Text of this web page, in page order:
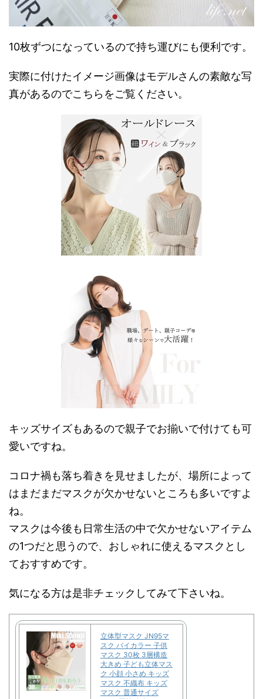
10枚ずつになっているので持ち運びにも便利です。
実際に付けたイメージ画像はモデルさんの素敵な写
真があるのでこちらをご覧ください。
キッズサイズもあるので親子でお揃いで付けても可
愛いですね。
コロナ禍も落ち着きを見せましたが、場所によって
はまだまだマスクが欠かせないところも多いですよ
ね。
マスクは今後も日常生活の中で欠かせないアイテム
の1つだと思うので、おしゃれに使えるマスクとし
ておすすめです。
気になる方は是非チェックしてみて下さいね。
立体型マスク JN95マ
スク バイカラー 子供
マスク 30枚 3層構造
大きめ 子ども立体マス
ク 小顔 小さめ キッズ
マスク 不織布 キッズ
マスク 普通サイズ